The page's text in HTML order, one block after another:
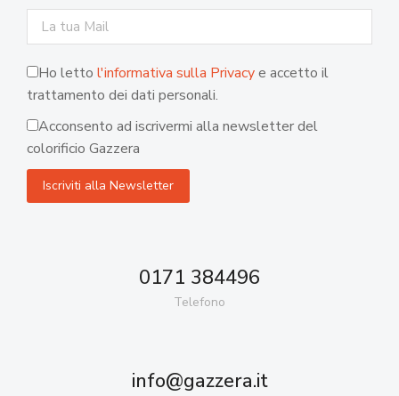
Ho letto l'informativa sulla Privacye accetto il
trattamento dei dati personali.
Acconsento ad iscrivermi alla newsletter del
colorificio Gazzera
0171 384496
Telefono
info@gazzera.it